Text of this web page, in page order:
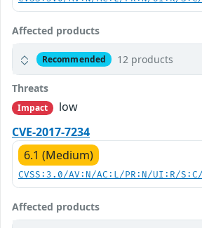
Affected products
Recommended 12 products
Threats
Impact
low
CVE-2017-7234
6.1 (Medium)
CVSS:3.0/AV:N/AC:L/PR:N/UI:R/
Affected products